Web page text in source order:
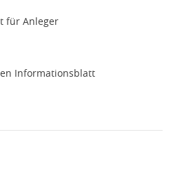
für Anleger
Informationsblatt